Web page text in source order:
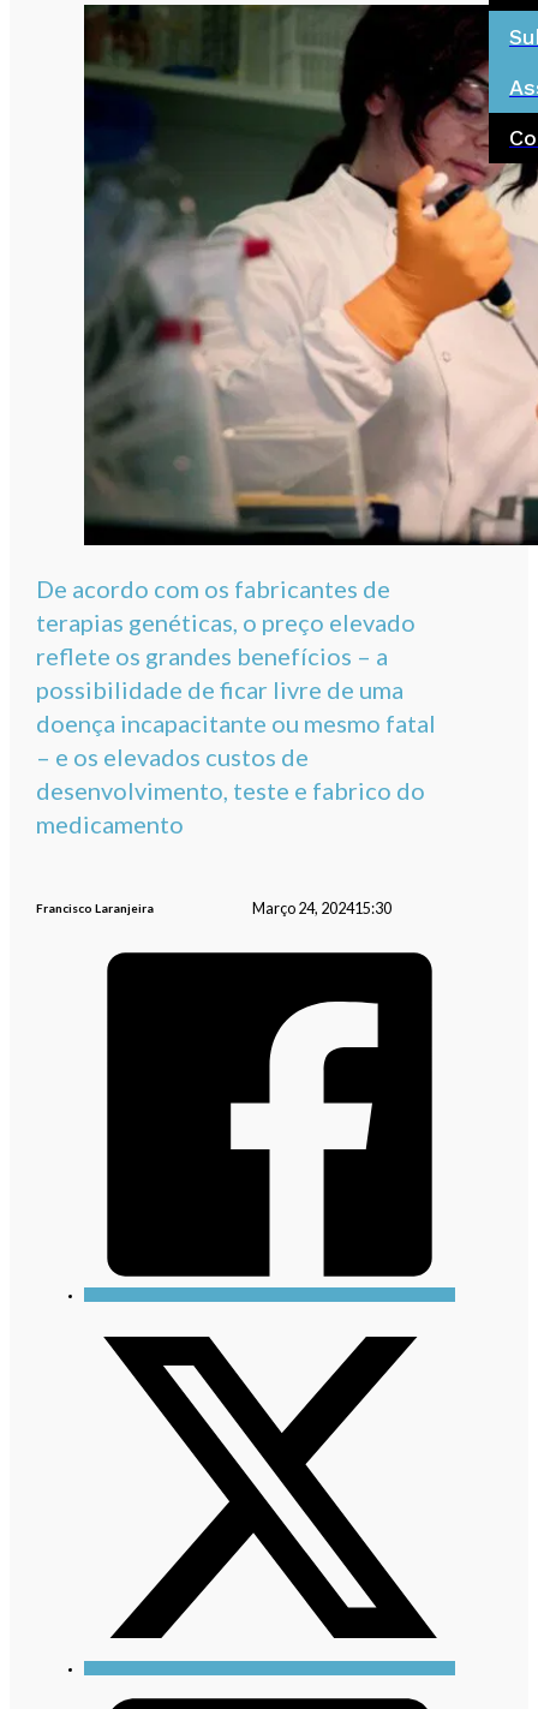
De acordo com os fabricantes de
terapias genéticas, o preço elevado
reflete os grandes benefícios – a
possibilidade de ficar livre de uma
doença incapacitante ou mesmo fatal
– e os elevados custos de
desenvolvimento, teste e fabrico do
medicamento
Francisco Laranjeira Março 24, 202415:30